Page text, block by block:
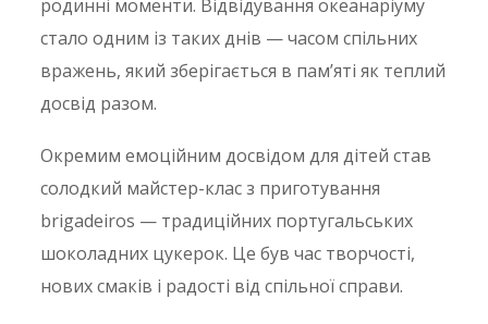
родинні моменти. Відвідування океанаріуму
стало одним із таких днів — часом спільних
вражень, який зберігається в пам’яті як теплий
досвід разом.
Окремим емоційним досвідом для дітей став
солодкий майстер-клас з приготування
brigadeiros — традиційних португальських
шоколадних цукерок. Це був час творчості,
нових смаків і радості від спільної справи.